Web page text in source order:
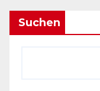
Suchen